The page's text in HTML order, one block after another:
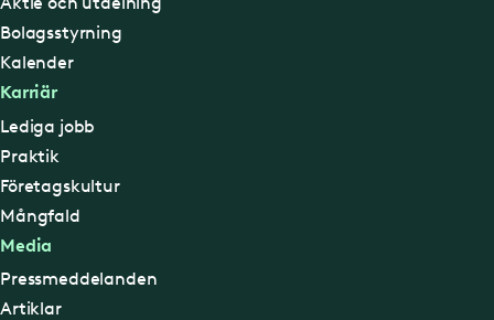
Bolagsstyrning
Kalender
Karriär
Lediga jobb
Praktik
Företagskultur
Mångfald
Media
Pressmeddelanden
Artiklar